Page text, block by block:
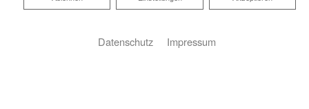
Budgetplaner Bad
Datenschutz Impressum